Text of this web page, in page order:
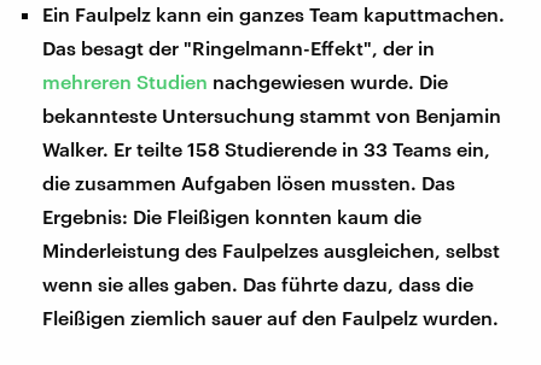
Ein Faulpelz kann ein ganzes Team kaputtmachen.
Das besagt der "Ringelmann-Effekt", der in
mehreren Studien nachgewiesen wurde. Die
bekannteste Untersuchung stammt von Benjamin
Walker. Er teilte 158 Studierende in 33 Teams ein,
die zusammen Aufgaben lösen mussten. Das
Ergebnis: Die Fleißigen konnten kaum die
Minderleistung des Faulpelzes ausgleichen, selbst
wenn sie alles gaben. Das führte dazu, dass die
Fleißigen ziemlich sauer auf den Faulpelz wurden.